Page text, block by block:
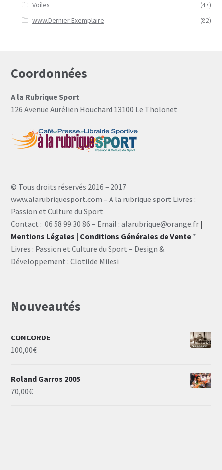
Voiles
(47)
www.Dernier Exemplaire
(82)
Coordonnées
A la Rubrique Sport
126 Avenue Aurélien Houchard 13100 Le Tholonet
© Tous droits réservés 2016 – 2017
www.alarubriquesport.com – A la rubrique sport Livres :
Passion et Culture du Sport
Contact : 06 58 99 30 86 – Email : alarubrique@orange.fr |
Mentions Légales | Conditions Générales de Vente *
Livres : Passion et Culture du Sport – Design &
Développement : Clotilde Milesi
Nouveautés
CONCORDE
100,00€
Roland Garros 2005
70,00€